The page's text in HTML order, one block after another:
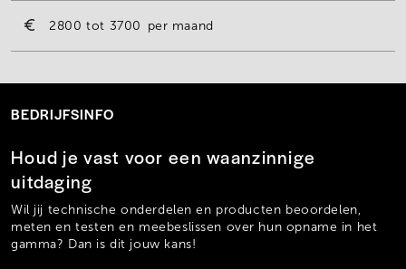
2800 3700 per maand
BEDRIJFSINFO
Houd je vast voor een waanzinnige
uitdaging
Wil jij technische onderdelen en producten beoordelen,
meten en testen en meebeslissen over hun opname in het
gamma? Dan is dit jouw kans!